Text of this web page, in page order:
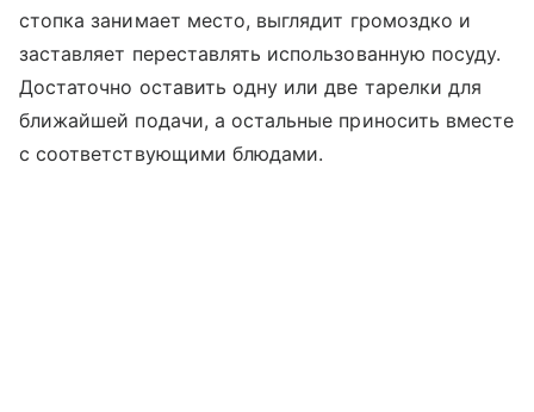
стопка занимает место, выглядит громоздко и
заставляет переставлять использованную посуду.
Достаточно оставить одну или две тарелки для
ближайшей подачи, а остальные приносить вместе
с соответствующими блюдами.